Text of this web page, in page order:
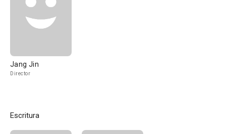
Jang Jin
Director
Escritura